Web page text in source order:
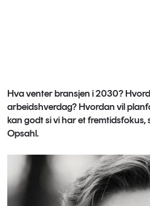
Hva venter bransjen i 2030?
arbeidshverdag? Hvordan vil
kan godt si vi har et
Opsahl.